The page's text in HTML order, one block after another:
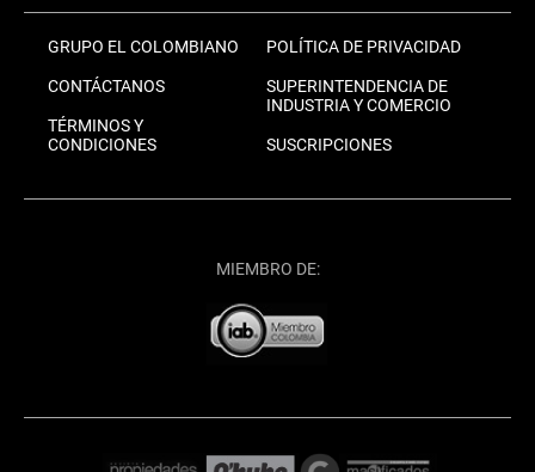
GRUPO EL COLOMBIANO
CONTÁCTANOS
TÉRMINOS Y
CONDICIONES
POLÍTICA DE PRIVACIDAD
SUPERINTENDENCIA DE
INDUSTRIA Y COMERCIO
SUSCRIPCIONES
MIEMBRO DE: